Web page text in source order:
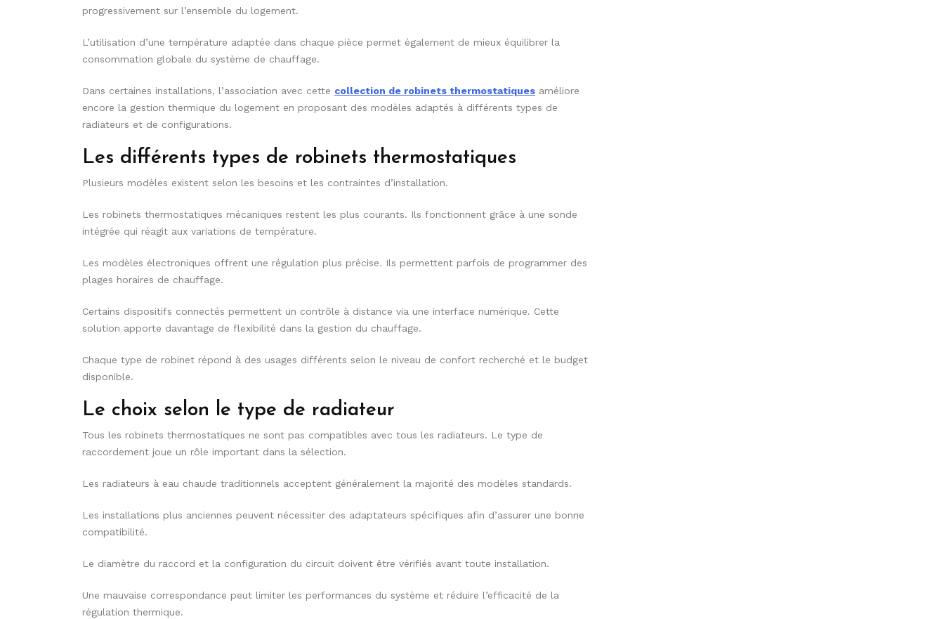
progressivement sur l’ensemble du logement.
L’utilisation d’une température adaptée dans chaque pièce permet également de mieux équilibrer la
consommation globale du système de chauffage.
Dans certaines installations, l’association avec cette collection de robinets thermostatiques améliore
encore la gestion thermique du logement en proposant des modèles adaptés à différents types de
radiateurs et de configurations.
Les différents types de robinets thermostatiques
Plusieurs modèles existent selon les besoins et les contraintes d’installation.
Les robinets thermostatiques mécaniques restent les plus courants. Ils fonctionnent grâce à une sonde
intégrée qui réagit aux variations de température.
Les modèles électroniques offrent une régulation plus précise. Ils permettent parfois de programmer des
plages horaires de chauffage.
Certains dispositifs connectés permettent un contrôle à distance via une interface numérique. Cette
solution apporte davantage de flexibilité dans la gestion du chauffage.
Chaque type de robinet répond à des usages différents selon le niveau de confort recherché et le budget
disponible.
Le choix selon le type de radiateur
Tous les robinets thermostatiques ne sont pas compatibles avec tous les radiateurs. Le type de
raccordement joue un rôle important dans la sélection.
Les radiateurs à eau chaude traditionnels acceptent généralement la majorité des modèles standards.
Les installations plus anciennes peuvent nécessiter des adaptateurs spécifiques afin d’assurer une bonne
compatibilité.
Le diamètre du raccord et la configuration du circuit doivent être vérifiés avant toute installation.
Une mauvaise correspondance peut limiter les performances du système et réduire l’efficacité de la
régulation thermique.